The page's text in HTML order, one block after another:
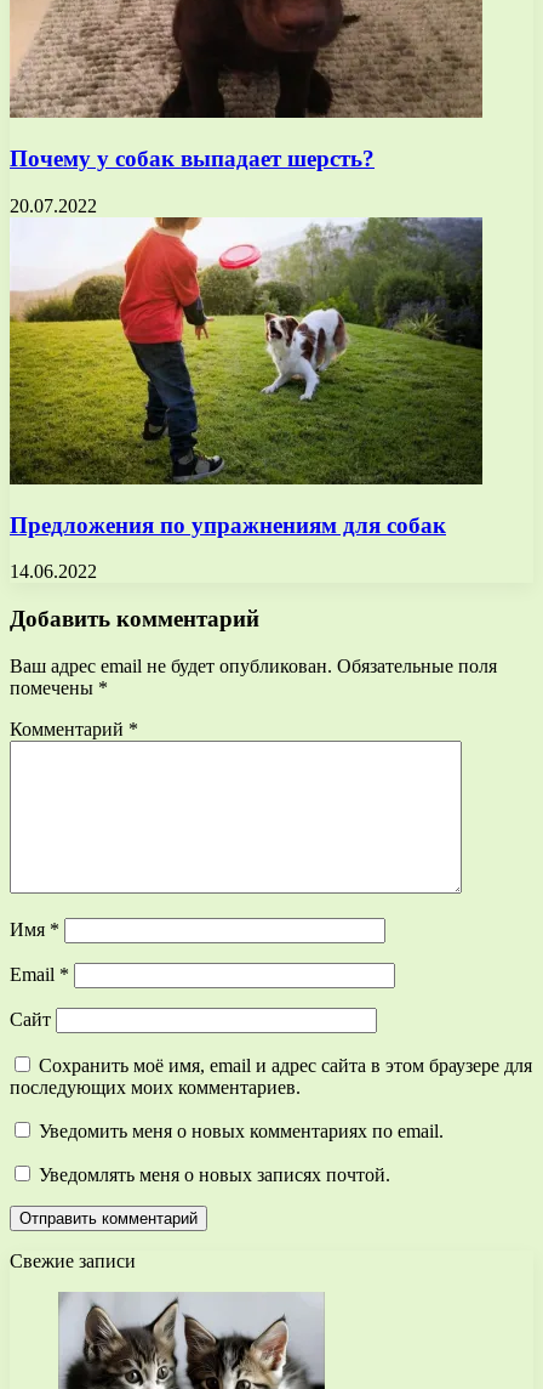
Почему у собак выпадает шерсть?
20.07.2022
Предложения по упражнениям для собак
14.06.2022
Добавить комментарий
Ваш адрес email не будет опубликован. Обязательные поля
помечены *
Комментарий *
Имя *
Email *
Сайт
Сохранить моё имя, email и адрес сайта в этом браузере для
последующих моих комментариев.
Уведомить меня о новых комментариях по email.
Уведомлять меня о новых записях почтой.
Свежие записи